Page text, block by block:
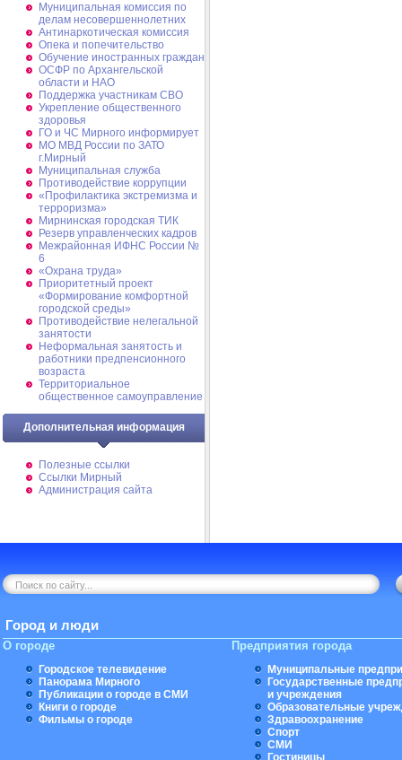
Муниципальная комиссия по
делам несовершеннолетних
Антинаркотическая комиссия
Опека и попечительство
Обучение иностранных граждан
ОСФР по Архангельской
области и НАО
Поддержка участникам СВО
Укрепление общественного
здоровья
ГО и ЧС Мирного информирует
МО МВД России по ЗАТО
г.Мирный
Муниципальная cлужба
Противодействие коррупции
«Профилактика экстремизма и
терроризма»
Мирнинская городская ТИК
Резерв управленческих кадров
Межрайонная ИФНС России №
6
«Охрана труда»
Приоритетный проект
«Формирование комфортной
городской среды»
Противодействие нелегальной
занятости
Неформальная занятость и
работники предпенсионного
возраста
Территориальное
общественное самоуправление
Дополнительная информация
Полезные ссылки
Ссылки Мирный
Администрация сайта
Город и люди
О городе
Городское телевидение
Панорама Мирного
Публикации о городе в СМИ
Книги о городе
Фильмы о городе
Предприятия города
Муниципальные
Государственные
и учреждения
Образовательные
Здравоохранение
Спорт
СМИ
Гостиницы